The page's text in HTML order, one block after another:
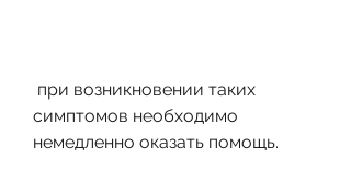
симптомов необходимо
немедленно оказать помощь.